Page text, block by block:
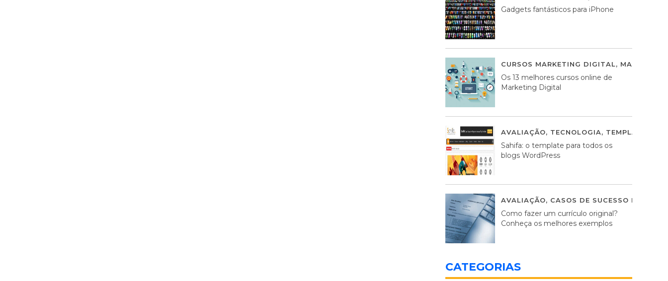
Gadgets fantásticos para iPhone
CURSOS MARKETING DIGITAL,
Os 13 melhores cursos online de
Marketing Digital
AVALIAÇÃO, TECNOLOGIA, TEMPLATES
Sahifa: o template para todos os
blogs WordPress
AVALIAÇÃO, CASOS DE SUCESSO DE
Como fazer um currículo original?
Conheça os melhores exemplos
CATEGORIAS